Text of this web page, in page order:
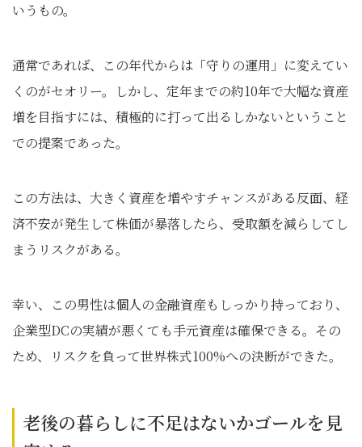
いうもの。
通常であれば、この年代からは「守りの運用」に変えてい
くのがセオリー。しかし、定年までの約10年で大幅な資産
増を目指すには、積極的に打って出るしかないということ
での提案であった。
この方法は、大きく資産を増やすチャンスがある反面、経
済不安が発生して株価が暴落したら、受取額を減らしてし
まうリスクがある。
幸い、この男性は個人の金融資産もしっかり持っており、
企業型DCの実績が悪くても手元資産は確保できる。その
ため、リスクを負って世界株式100%への決断ができた。
老後の暮らしに不足はないかゴールを見